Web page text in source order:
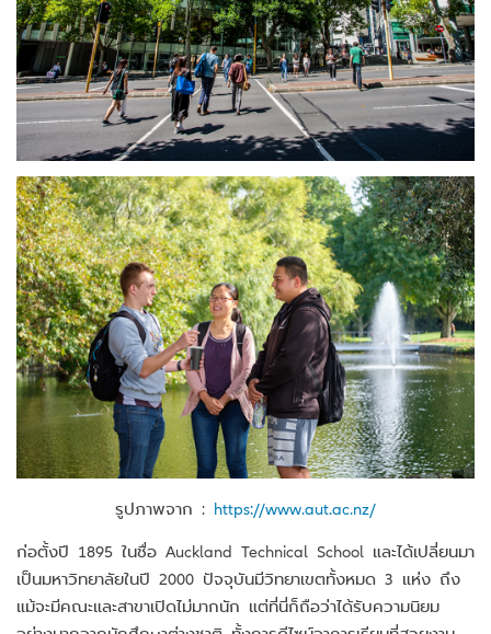
รูปภาพจาก : https://www.aut.ac.nz/
ก่อตั้งปี 1895 ในชื่อ Auckland Technical School และได้เปลี่ยนมา
เป็นมหาวิทยาลัยในปี 2000 ปัจจุบันมีวิทยาเขตทั้งหมด 3 แห่ง ถึง
แม้จะมีคณะและสาขาเปิดไม่มากนัก แต่ที่นี่ก็ถือว่าได้รับความนิยม